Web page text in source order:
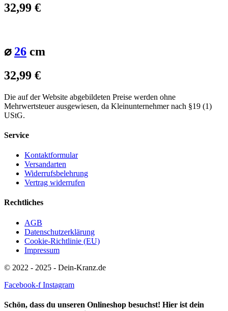
32,99 €
⌀ 26 cm
32,99 €
Die auf der Website abgebildeten Preise werden ohne
Mehrwertsteuer ausgewiesen, da Kleinunternehmer nach §19 (1)
UStG.
Service
Kontaktformular
Versandarten
Widerrufsbelehrung
Vertrag widerrufen
Rechtliches
AGB
Datenschutzerklärung
Cookie-Richtlinie (EU)
Impressum
© 2022 - 2025 - Dein-Kranz.de
Facebook-f Instagram
Schön, dass du unseren Onlineshop besuchst! Hier ist dein